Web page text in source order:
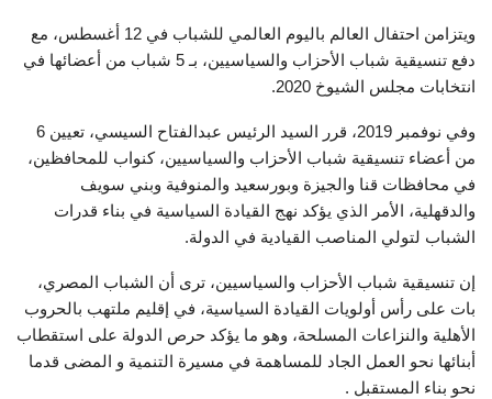
ويتزامن احتفال العالم باليوم العالمي للشباب في 12 أغسطس، مع
دفع تنسيقية شباب الأحزاب والسياسيين، بـ 5 شباب من أعضائها في
انتخابات مجلس الشيوخ 2020.
وفي نوفمبر 2019، قرر السيد الرئيس عبدالفتاح السيسي، تعيين 6
من أعضاء تنسيقية شباب الأحزاب والسياسيين، كنواب للمحافظين،
في محافظات قنا والجيزة وبورسعيد والمنوفية وبني سويف
والدقهلية، الأمر الذي يؤكد نهج القيادة السياسية في بناء قدرات
الشباب لتولي المناصب القيادية في الدولة.
إن تنسيقية شباب الأحزاب والسياسيين، ترى أن الشباب المصري،
بات على رأس أولويات القيادة السياسية، في إقليم ملتهب بالحروب
الأهلية والنزاعات المسلحة، وهو ما يؤكد حرص الدولة على استقطاب
أبنائها نحو العمل الجاد للمساهمة في مسيرة التنمية و المضى قدما
نحو بناء المستقبل .